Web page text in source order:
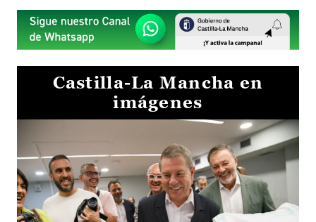
Castilla-La Mancha en
imágenes